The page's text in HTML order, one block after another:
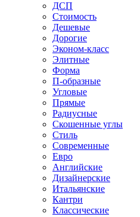
ДСП
Стоимость
Дешевые
Дорогие
Эконом-класс
Элитные
Форма
П-образные
Угловые
Прямые
Радиусные
Скошенные углы
Стиль
Современные
Евро
Английские
Дизайнерские
Итальянские
Кантри
Классические